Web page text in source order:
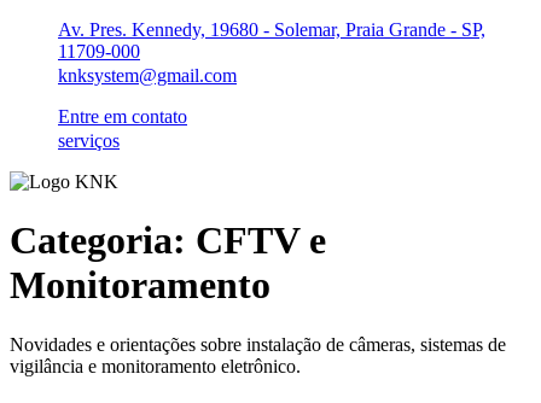
Av. Pres. Kennedy, 19680 - Solemar, Praia Grande - SP,
11709-000
knksystem@gmail.com
Entre em contato
serviços
Categoria: CFTV e
Monitoramento
Novidades e orientações sobre instalação de câmeras, sistemas de
vigilância e monitoramento eletrônico.